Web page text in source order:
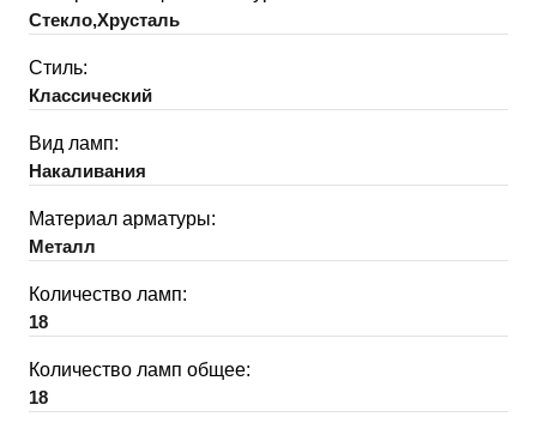
Стекло,Хрусталь
Стиль:
Классический
Вид ламп:
Накаливания
Материал арматуры:
Металл
Количество ламп:
18
Количество ламп общее:
18